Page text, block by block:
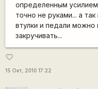
определенным
точно не руками... а
втулки и педали можно
закручивать...
favorite_border
15 Окт, 2010 17:22